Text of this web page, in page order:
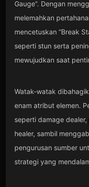
Gauge”. Dengan
melemahkan
mencetuskan “Break
seperti stun serta
mewujudkan saat
Watak-watak
enam atribut elemen.
seperti damage
healer, sambil
pengurusan sumber
strategi yang